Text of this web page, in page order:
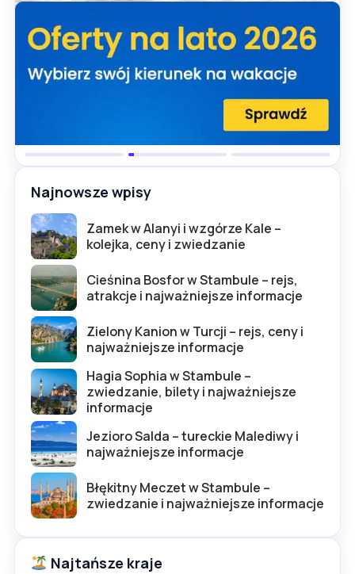
Najnowsze wpisy
Zamek w Alanyi i wzgórze Kale –
kolejka, ceny i zwiedzanie
Cieśnina Bosfor w Stambule – rejs,
atrakcje i najważniejsze informacje
Zielony Kanion w Turcji – rejs, ceny i
najważniejsze informacje
Hagia Sophia w Stambule –
zwiedzanie, bilety i najważniejsze
informacje
Jezioro Salda – tureckie Malediwy i
najważniejsze informacje
Błękitny Meczet w Stambule –
zwiedzanie i najważniejsze informacje
Najtańsze kraje